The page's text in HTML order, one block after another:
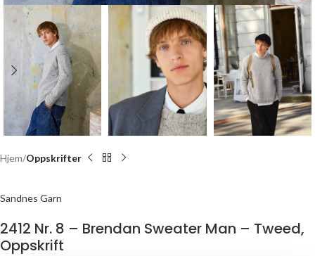
Hjem Oppskrifter
Sandnes Garn
2412 Nr. 8 – Brendan Sweater Man – Tweed,
Oppskrift